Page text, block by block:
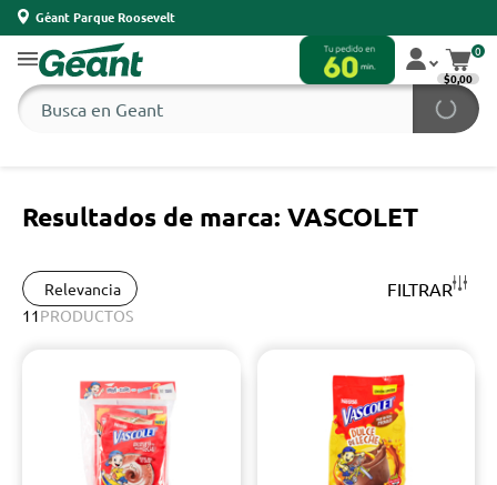
Géant Parque Roosevelt
0
$0,00
Resultados de marca: VASCOLET
Relevancia FILTRAR
11PRODUCTOS